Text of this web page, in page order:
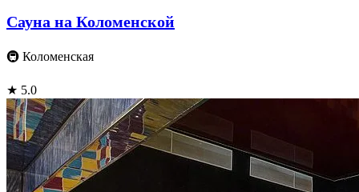
Сауна на Коломенской
🚇 Коломенская
★ 5.0